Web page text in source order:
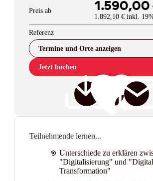
Preis ab 1.590,00
1.892,10 € inkl.
Referenz
Termine und Orte anzeigen
Jetzt buchen
Teilnehmende lernen...
Unterschiede zu erklären
"Digitalisierung" und
Transformation"